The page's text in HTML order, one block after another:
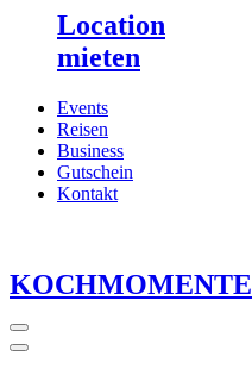
Location
mieten
Events
Reisen
Business
Gutschein
Kontakt
KOCHMOMENTE